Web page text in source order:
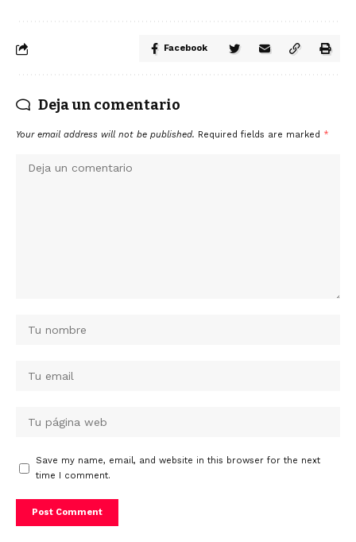
Facebook
Deja un comentario
Your email address will not be published. Required fields are marked *
Save my name, email, and website in this browser for the next
time I comment.